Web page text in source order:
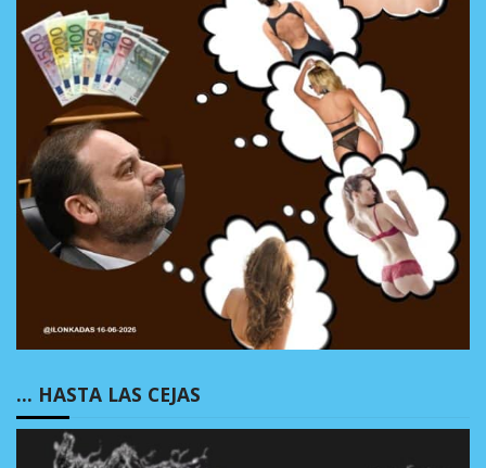
… HASTA LAS CEJAS